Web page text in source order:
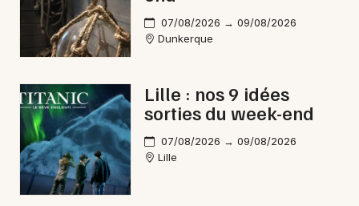
07/08/2026 → 09/08/2026
Dunkerque
Lille : nos 9 idées
sorties du week-end
07/08/2026 → 09/08/2026
Lille